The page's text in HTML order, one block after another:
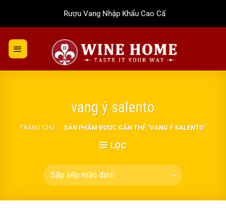
dung
Rượu Vang Nhập Khẩu Cao Cấp
vang ý salento
TRANG CHỦ / SẢN PHẨM ĐƯỢC GẮN THẺ “VANG Ý SALENTO”
LỌC